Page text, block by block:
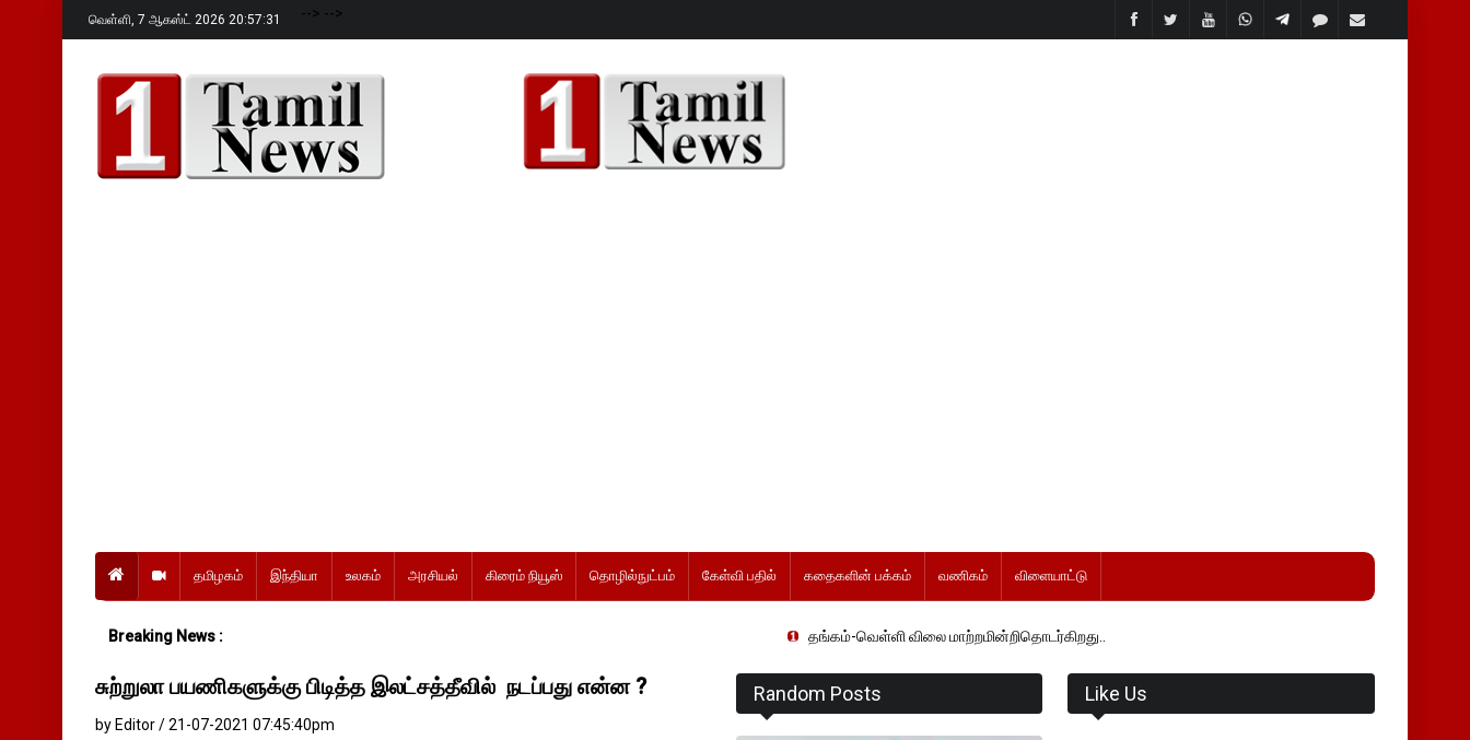
வெள்ளி, 7 ஆகஸ்ட் 2026 20:57:33 --> -->
தமிழகம் இந்தியா உலகம் அரசியல் கிரைம் நியூஸ் தொழில்நுட்பம் கேள்வி பதில் கதைகளின் பக்கம் வணிகம் விளையாட்டு
Breaking News : தங்கம்-வெள்ளி விலை மாற்றமின்றிதொடர்கிறது..
சுற்றுலா பயணிகளுக்கு பிடித்த இலட்சத்தீவில் நடப்பது என்ன ?
by Editor / 21-07-2021 07:45:40pm
Random Posts Like Us